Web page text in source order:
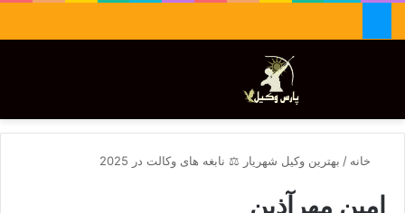
تغییر پوسته
خانه / بهترین وکیل شهریار ⚖️ نابغه های وکالت در 2025
امین مهرآذین